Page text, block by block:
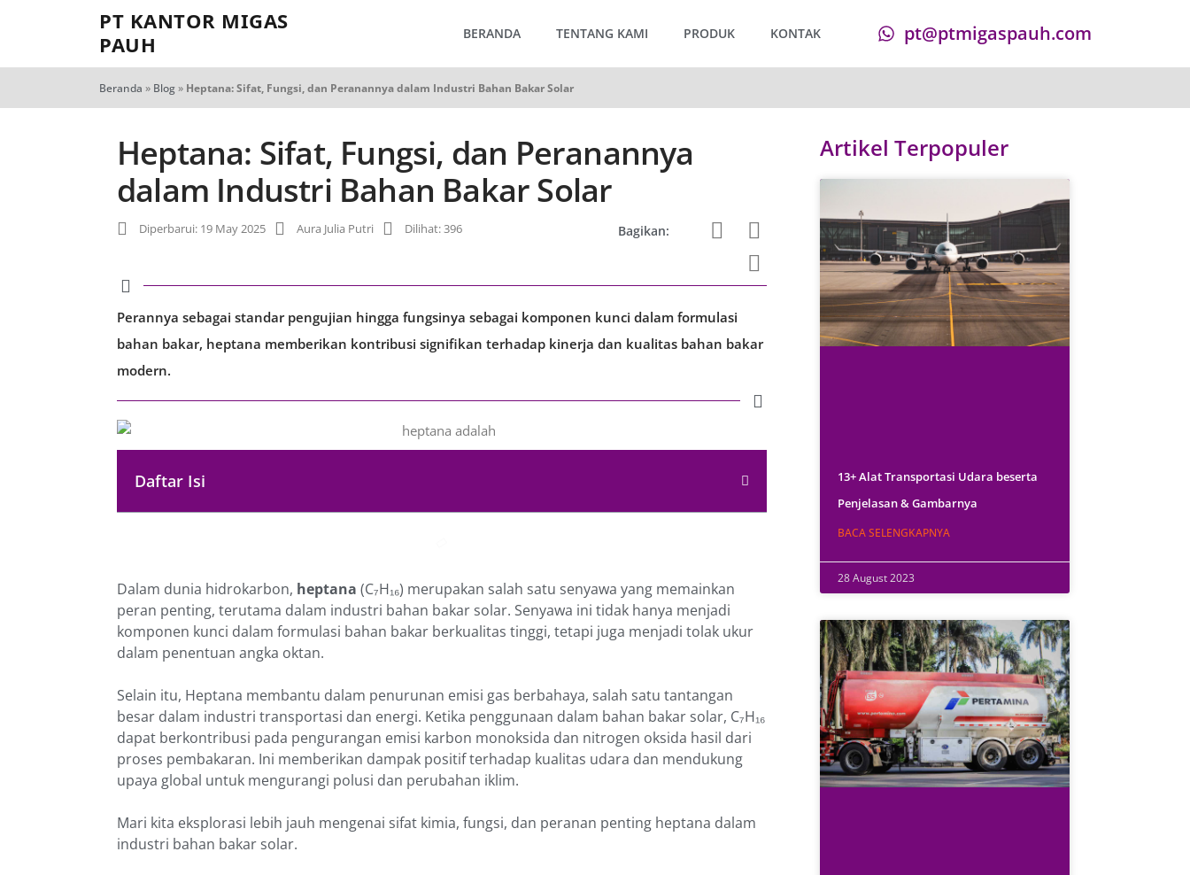
PT KANTOR MIGAS
PAUH
BERANDA TENTANG KAMI PRODUK KONTAK pt@ptmigaspauh.com
Beranda » Blog» Heptana: Sifat, Fungsi, dan Peranannya dalam Industri Bahan Bakar Solar
Heptana: Sifat, Fungsi, dan Peranannya
dalam Industri Bahan Bakar Solar
Diperbarui: 19 May 2025 Aura Julia Putri Dilihat: 396 Bagikan:
Perannya sebagai standar pengujian hingga fungsinya sebagai komponen kunci dalam formulasi
bahan bakar, heptana memberikan kontribusi signifikan terhadap kinerja dan kualitas bahan bakar
modern.
Daftar Isi
Dalam dunia hidrokarbon, heptana (C₇H₁₆) merupakan salah satu senyawa yang memainkan
peran penting, terutama dalam industri bahan bakar solar. Senyawa ini tidak hanya menjadi
komponen kunci dalam formulasi bahan bakar berkualitas tinggi, tetapi juga menjadi tolak ukur
dalam penentuan angka oktan.
Selain itu, Heptana membantu dalam penurunan emisi gas berbahaya, salah satu tantangan
besar dalam industri transportasi dan energi. Ketika penggunaan dalam bahan bakar solar, C₇H₁₆
dapat berkontribusi pada pengurangan emisi karbon monoksida dan nitrogen oksida hasil dari
proses pembakaran. Ini memberikan dampak positif terhadap kualitas udara dan mendukung
upaya global untuk mengurangi polusi dan perubahan iklim.
Mari kita eksplorasi lebih jauh mengenai sifat kimia, fungsi, dan peranan penting heptana dalam
industri bahan bakar solar.
Artikel Terpopuler
13+ Alat Transportasi Udara beserta
Penjelasan & Gambarnya
BACA SELENGKAPNYA
28 August 2023